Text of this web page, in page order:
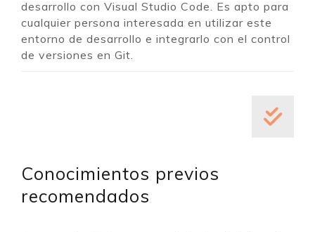
desarrollo con Visual Studio Code. Es apto para
cualquier persona interesada en utilizar este
entorno de desarrollo e integrarlo con el control
de versiones en Git.
Conocimientos previos
recomendados